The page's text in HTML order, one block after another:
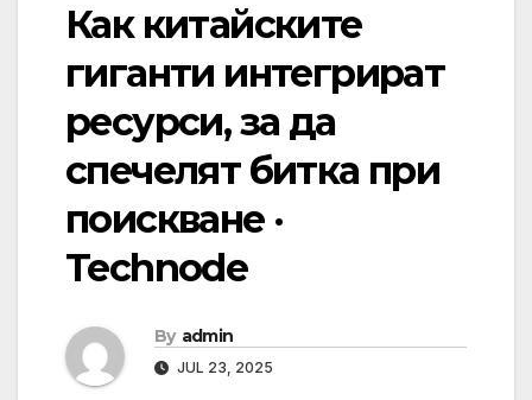
Как китайските
гиганти интегрират
ресурси, за да
спечелят битка при
поискване ·
Technode
By admin
JUL 23, 2025